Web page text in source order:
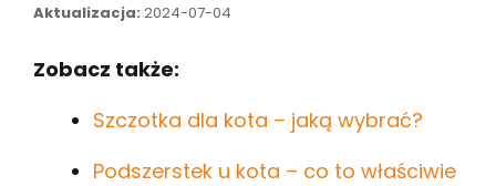
Aktualizacja: 2024-07-04
Zobacz także:
Szczotka dla kota – jaką wybrać?
Podszerstek u kota – co to właściwie